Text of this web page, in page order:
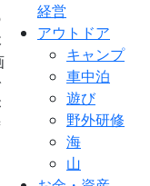
経営
アウトドア
キャンプ
車中泊
遊び
野外研修
海
山